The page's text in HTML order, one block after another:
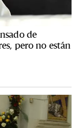
de
pero no están